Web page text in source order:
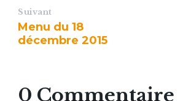
Suivant
Menu du 18
décembre 2015
0 Commentaire